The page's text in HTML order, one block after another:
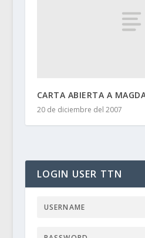
CARTA ABIERTA A
20 de diciembre del 2007
LOGIN USER TTN